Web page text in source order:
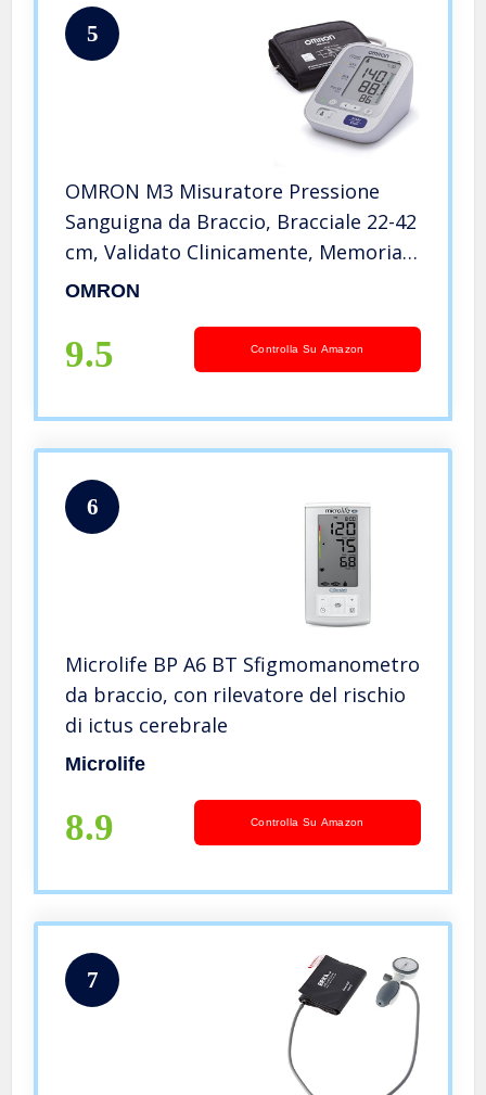
5
OMRON M3 Misuratore Pressione
Sanguigna da Braccio, Bracciale 22-42
cm, Validato Clinicamente, Memoria
fino a 120 Misurazioni, Indicatore di
OMRON
9.5 Controlla Su Amazon
6
Microlife BP A6 BT Sfigmomanometro
da braccio, con rilevatore del rischio
di ictus cerebrale
Microlife
8.9 Controlla Su Amazon
7